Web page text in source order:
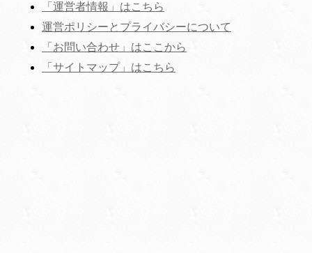
「運営者情報」はこちら
運営ポリシーとプライバシーについて
「お問い合わせ」はここから
‎「サイトマップ」はこちら